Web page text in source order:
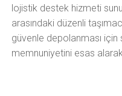
lojistik destek hizmeti
arasındaki düzenli
güvenle depolanması
memnuniyetini esas alarak